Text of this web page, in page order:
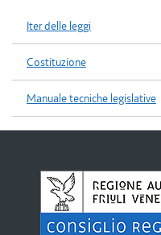
Iter delle leggi
Costituzione
Manuale tecniche legislative